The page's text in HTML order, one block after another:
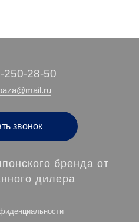
250-28-50
звонок
бренда от
дилера